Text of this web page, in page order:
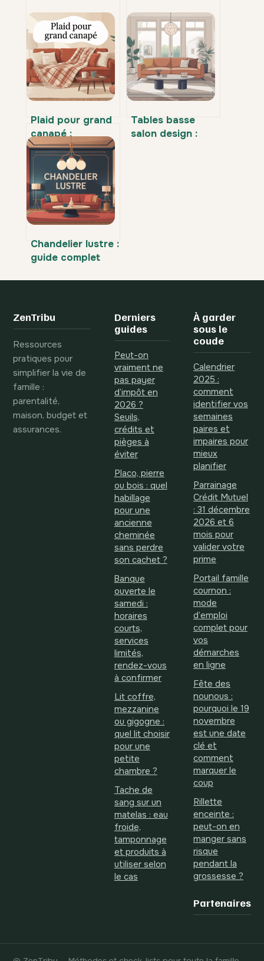
Plaid pour grand
canapé :
comment choisir
le bon modèle
pour votre salon
Tables basse
salon design :
Chandelier lustre :
guide complet
et sublimer votre
ZenTribu
Ressources
pratiques pour
simplifier la vie de
famille :
parentalité,
maison, budget et
assurances.
Derniers
guides
Peut-on
vraiment ne
pas payer
d’impôt en
2026 ?
Seuils,
crédits et
pièges à
éviter
Placo, pierre
ou bois : quel
habillage
pour une
ancienne
cheminée
sans perdre
son cachet ?
Banque
ouverte le
samedi :
horaires
courts,
services
limités,
rendez-vous
à confirmer
Lit coffre,
mezzanine
ou gigogne :
quel lit choisir
pour une
petite
chambre ?
Tache de
sang sur un
matelas : eau
froide,
tamponnage
et produits à
utiliser selon
le cas
À garder
sous le
coude
Calendrier
2025 :
comment
identifier vos
semaines
paires et
impaires pour
mieux
planifier
Parrainage
Crédit Mutuel
: 31 décembre
2026 et 6
mois pour
valider votre
prime
Portail famille
cournon :
mode
d’emploi
complet pour
vos
démarches
en ligne
Fête des
nounous :
pourquoi le 19
novembre
est une date
clé et
comment
marquer le
coup
Rillette
enceinte :
peut-on en
manger sans
risque
pendant la
grossesse ?
Partenaires